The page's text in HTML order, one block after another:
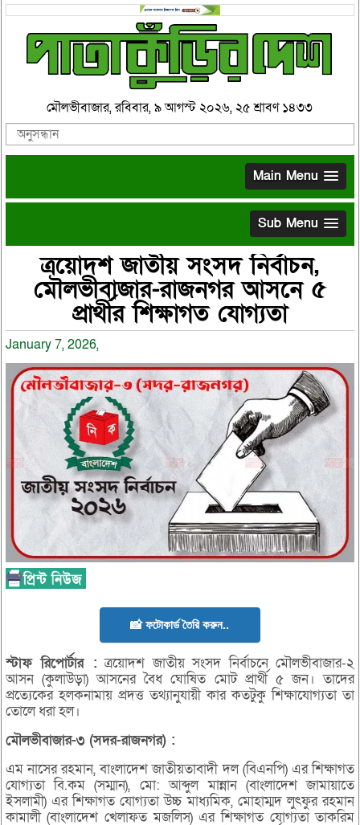
মৌলভীবাজার, রবিবার, ৯ আগস্ট ২০২৬, ২৫ শ্রাবণ ১৪৩৩
Main Menu
Sub Menu
ত্রয়োদশ জাতীয় সংসদ নির্বাচন,
মৌলভীবাজার-রাজনগর আসনে ৫
প্রার্থীর শিক্ষাগত যোগ্যতা
January 7, 2026,
📸 ফটোকার্ড তৈরি করুন..
স্টাফরিপোর্টার : ত্রয়োদশ জাতীয় সংসদ নির্বাচনে মৌলভীবাজার-২
আসন (কুলাউড়া) আসনের বৈধ ঘোষিত মোট প্রার্থী ৫ জন। তাদের
প্রত্যেকের হলকনামায় প্রদত্ত তথ্যানুযায়ী কার কতটুকু শিক্ষাযোগ্যতা তা
তোলে ধরা হল।
মৌলভীবাজার-৩ (সদর-রাজনগর) :
এম নাসের রহমান, বাংলাদেশ জাতীয়তাবাদী দল (বিএনপি) এর শিক্ষাগত
যোগ্যতা বি.কম (সম্মান), মো: আব্দুল মান্নান (বাংলাদেশ জামায়াতে
ইসলামী) এর শিক্ষাগত যোগ্যতা উচ্চ মাধ্যমিক, মোহাম্মদ লুৎফুর রহমান
কামালী (বাংলাদেশ খেলাফত মজলিস) এর শিক্ষাগত যোগ্যতা তাকরিম